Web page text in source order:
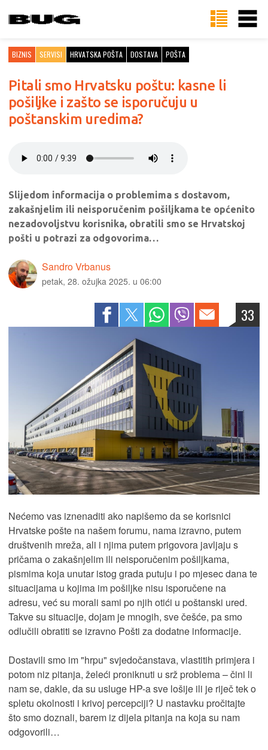
BIZNIS SERVISI HRVATSKA POŠTA DOSTAVA POŠTA
Pitali smo Hrvatsku poštu: kasne li
pošiljke i zašto se isporučuju u
poštanskim uredima?
Slijedom informacija o problemima s dostavom,
zakašnjelim ili neisporučenim pošiljkama te općenito
nezadovoljstvu korisnika, obratili smo se Hrvatskoj
pošti u potrazi za odgovorima…
Sandro Vrbanus
petak, 28. ožujka 2025. u 06:00
33
Nećemo vas iznenaditi ako napišemo da se korisnici
Hrvatske pošte na našem forumu, nama izravno, putem
društvenih mreža, ali i njima putem prigovora javljaju s
pričama o zakašnjelim ili neisporučenim pošiljkama,
pismima koja unutar istog grada putuju i po mjesec dana te
situacijama u kojima im pošiljke nisu isporučene na
adresu, već su morali sami po njih otići u poštanski ured.
Takve su situacije, dojam je mnogih, sve češće, pa smo
odlučili obratiti se izravno Pošti za dodatne informacije.
Dostavili smo im "hrpu" svjedočanstava, vlastitih primjera i
potom niz pitanja, želeći proniknuti u srž problema – čini li
nam se, dakle, da su usluge HP-a sve lošije ili je riječ tek o
spletu okolnosti i krivoj percepciji? U nastavku pročitajte
što smo doznali, barem iz dijela pitanja na koja su nam
odgovorili…